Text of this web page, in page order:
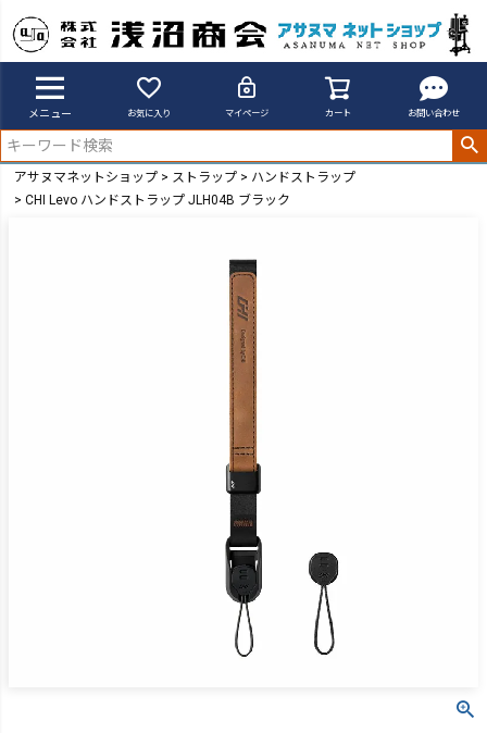
メニュー お気に入り マイページ カート お問い合わせ
アサヌマネットショップ ストラップ
ハンドストラップ
CHI Levo ハンドストラップ JLH04B ブラック